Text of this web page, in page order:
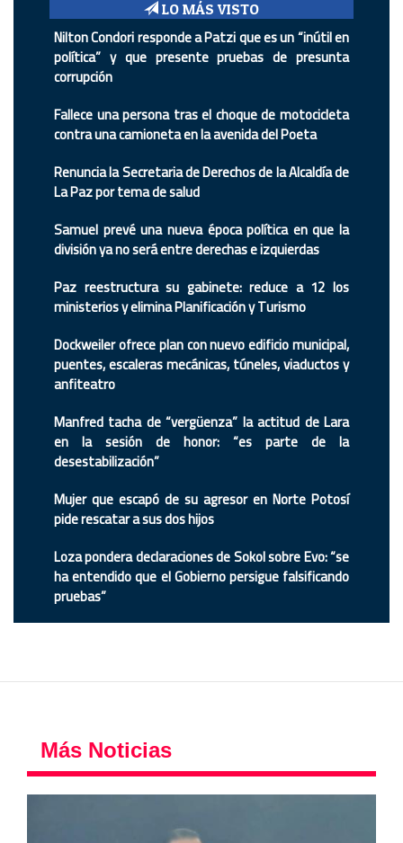
LO MÁS VISTO
Nilton Condori responde a Patzi que es un “inútil en
política” y que presente pruebas de presunta
corrupción
Fallece una persona tras el choque de motocicleta
contra una camioneta en la avenida del Poeta
Renuncia la Secretaria de Derechos de la Alcaldía de
La Paz por tema de salud
Samuel prevé una nueva época política en que la
división ya no será entre derechas e izquierdas
Paz reestructura su gabinete: reduce a 12 los
ministerios y elimina Planificación y Turismo
Dockweiler ofrece plan con nuevo edificio municipal,
puentes, escaleras mecánicas, túneles, viaductos y
anfiteatro
Manfred tacha de “vergüenza” la actitud de Lara
en la sesión de honor: “es parte de la
desestabilización”
Mujer que escapó de su agresor en Norte Potosí
pide rescatar a sus dos hijos
Loza pondera declaraciones de Sokol sobre Evo: “se
ha entendido que el Gobierno persigue falsificando
pruebas”
Más Noticias